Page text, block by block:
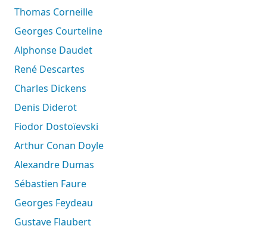
Thomas Corneille
Georges Courteline
Alphonse Daudet
René Descartes
Charles Dickens
Denis Diderot
Fiodor Dostoïevski
Arthur Conan Doyle
Alexandre Dumas
Sébastien Faure
Georges Feydeau
Gustave Flaubert